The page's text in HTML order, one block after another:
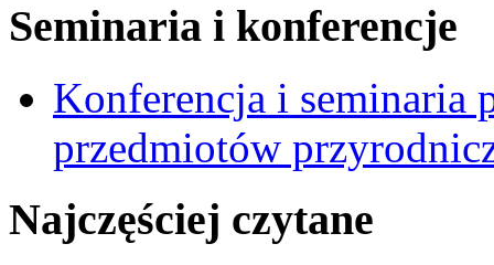
Seminaria i konferencje
Konferencja i seminaria
przedmiotów
Najczęściej czytane